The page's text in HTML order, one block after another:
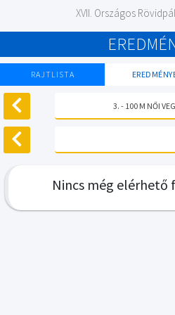
XVII. Országos
RAJTLISTA
3. - 100 M NŐI
Nincs még elérhető